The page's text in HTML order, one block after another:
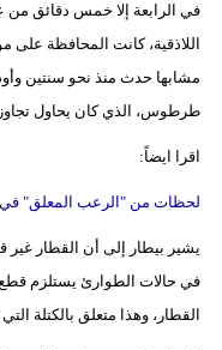
في الرابعة إلا خمس دقائق
اللاذقية، كانت المحافظة على
مشابها حدث منذ نحو سنتين
طرطوس، الذي كان يحاول
اقرا ايضاً:
لحظات من "الرعب المعلق" في
يشير بيطار إلى أن القطار
القطار، وهذا متعلق بالكتلة